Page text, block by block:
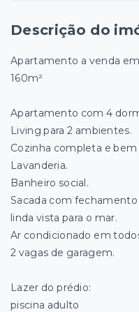
Descrição do
Apartamento a venda
160m²
Apartamento com 4
Living para 2 ambientes.
Cozinha completa e bem
Lavanderia.
Banheiro social.
Sacada com
linda vista para o mar.
Ar condicionado em
2 vagas de garagem.
Lazer do prédio:
piscina adulto